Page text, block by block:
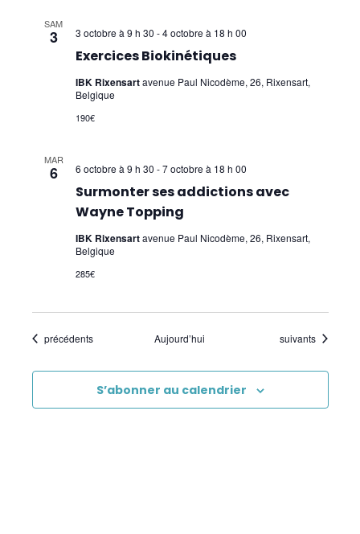
SAM
3
Exercices Biokinétiques
3 octobre à 9 h 30 -4 octobre à 18 h 00
IBK Rixensartavenue Paul Nicodème, 26, Rixensart,
Belgique
190€
MAR
6
Surmonter ses addictions avec
Wayne Topping
6 octobre à 9 h 30 -7 octobre à 18 h 00
IBK Rixensartavenue Paul Nicodème, 26, Rixensart,
Belgique
285€
Évènements
précédents Aujourd’hui Évènements
suivants
S’abonner au calendrier